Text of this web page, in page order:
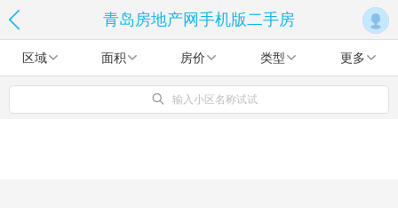
青岛房地产网手机版二手房
区域 面积 房价 类型 更多
输入小区名称试试